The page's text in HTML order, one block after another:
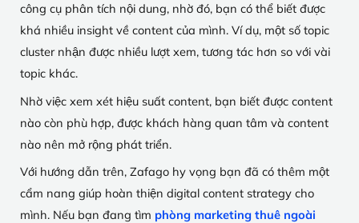
công cụ phân tích nội dung, nhờ đó, bạn có thể biết được
khá nhiều insight về content của mình. Ví dụ, một số topic
cluster nhận được nhiều lượt xem, tương tác hơn so với vài
topic khác.
Nhờ việc xem xét hiệu suất content, bạn biết được content
nào còn phù hợp, được khách hàng quan tâm và content
nào nên mở rộng phát triển.
Với hướng dẫn trên, Zafago hy vọng bạn đã có thêm một
cẩm nang giúp hoàn thiện digital content strategy cho
mình. Nếu bạn đang tìm phòng marketing thuê ngoài